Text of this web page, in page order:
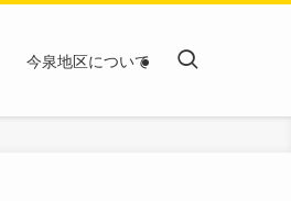
今泉地区について